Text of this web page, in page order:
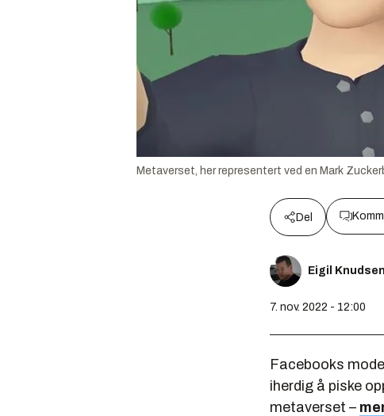
Metaverset, her representert ved en Mark
Del
Eigil Knudsen
7. nov. 2022 - 12:00
Facebooks
iherdig å piske
metaverset –